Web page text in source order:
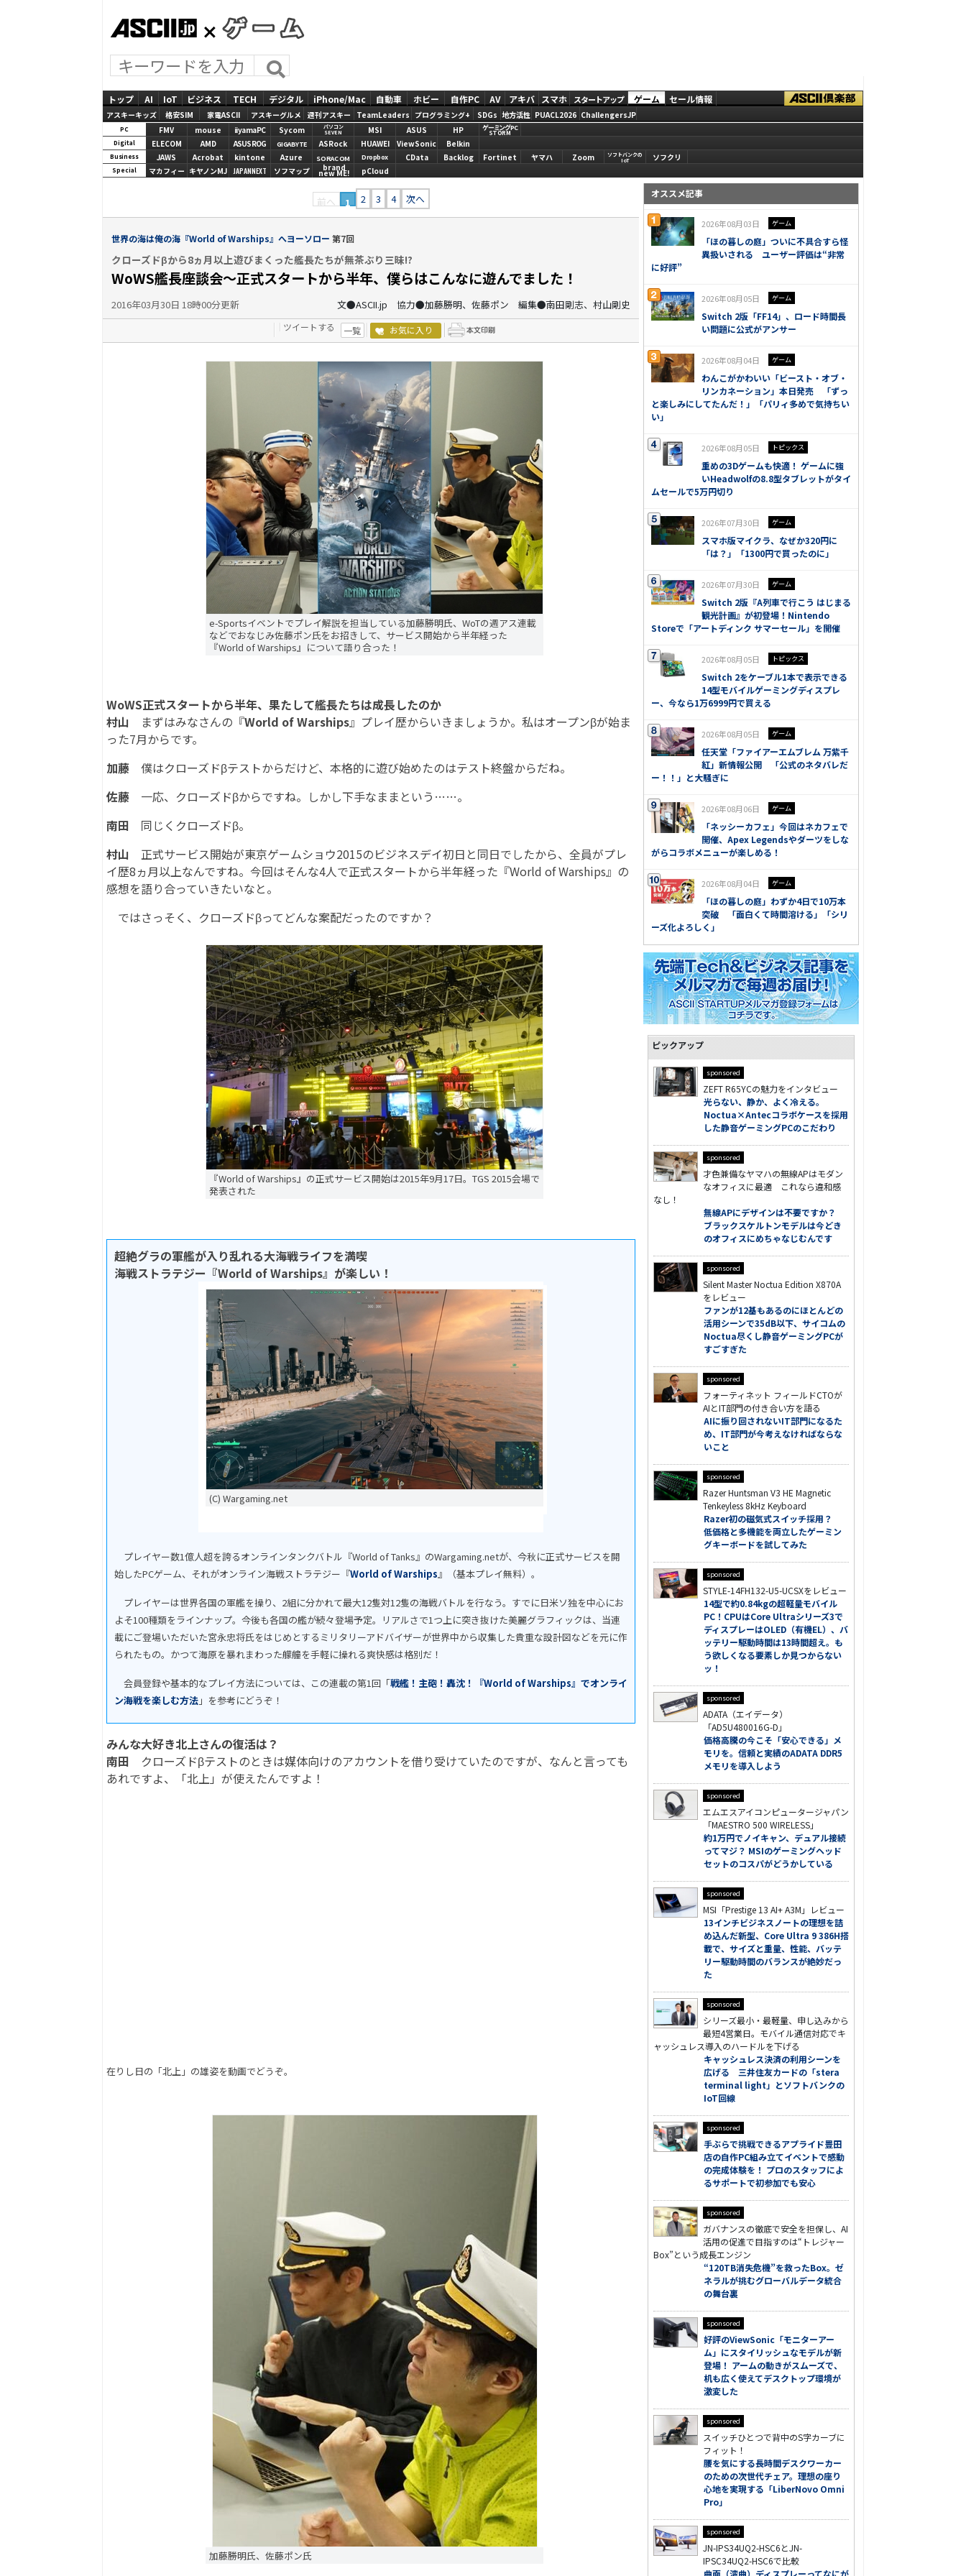
トップ AI IoT ビジネス TECH デジタル iPhone/Mac 自動車 ホビー 自作PC AV アキバ スマホ スタートアップ ゲーム セール情報
アスキーキッズ 格安SIM 家電ASCII アスキーグルメ 週刊アスキー TeamLeaders プログラミング+ SDGs 地方活性 PUACL2026 ChallengersJP
PC FMV mouse iiyamaPC Sycom
パソコン
SEVEN
MSI ASUS HP ゲーミングPC
STORM
Digital ELECOM AMD ASUS ROG GIGABYTE ASRock HUAWEI ViewSonic Belkin
Business JAWS Acrobat kintone Azure SORACOM Dropbox CData Backlog Fortinet ヤマハ Zoom
ソフトバンクの
IoT
ソフクリ
Special マカフィー キヤノンMJ JAPANNEXT ソフマップ brand
new ME! pCloud
前へ 1 2 3 4 次へ
世界の海は俺の海『World of Warships』へヨーソロー 第7回
クローズドβから8ヵ月以上遊びまくった艦長たちが無茶ぶり三昧!?
WoWS艦長座談会～正式スタートから半年、僕らはこんなに遊んでました！
2016年03月30日 18時00分更新 文●ASCII.jp 協力●加藤勝明、佐藤ポン 編集●南田剛志、村山剛史
ツイートする 一覧 お気に入り
e-Sportsイベントでプレイ解説を担当している加藤勝明氏、WoTの週アス連載
などでおなじみ佐藤ポン氏をお招きして、サービス開始から半年経った
『World of Warships』について語り合った！
WoWS正式スタートから半年、果たして艦長たちは成長したのか
村山 まずはみなさんの『World of Warships』プレイ歴からいきましょうか。私はオープンβが始ま
った7月からです。
加藤 僕はクローズドβテストからだけど、本格的に遊び始めたのはテスト終盤からだね。
佐藤 一応、クローズドβからですね。しかし下手なままという……。
南田 同じくクローズドβ。
村山 正式サービス開始が東京ゲームショウ2015のビジネスデイ初日と同日でしたから、全員がプレ
イ歴8ヵ月以上なんですね。今回はそんな4人で正式スタートから半年経った『World of Warships』の
感想を語り合っていきたいなと。
ではさっそく、クローズドβってどんな案配だったのですか？
『World of Warships』の正式サービス開始は2015年9月17日。TGS 2015会場で
発表された
超絶グラの軍艦が入り乱れる大海戦ライフを満喫
海戦ストラテジー『World of Warships』が楽しい！
(C) Wargaming.net
プレイヤー数1億人超を誇るオンラインタンクバトル『World of Tanks』のWargaming.netが、今秋に正式サービスを開
始したPCゲーム、それがオンライン海戦ストラテジー『World of Warships』（基本プレイ無料）。
プレイヤーは世界各国の軍艦を操り、2組に分かれて最大12隻対12隻の海戦バトルを行なう。すでに日米ソ独を中心にお
よそ100種類をラインナップ。今後も各国の艦が続々登場予定。リアルさで1つ上に突き抜けた美麗グラフィックは、当連
載にご登場いただいた宮永忠将氏をはじめとするミリタリーアドバイザーが世界中から収集した貴重な設計図などを元に作
られたもの。かつて海原を暴れまわった艨艟を手軽に操れる爽快感は格別だ！
会員登録や基本的なプレイ方法については、この連載の第1回「戦艦！主砲！轟沈！『World of Warships』でオンライ
ン海戦を楽しむ方法 」を参考にどうぞ！
みんな大好き北上さんの復活は？
南田 クローズドβテストのときは媒体向けのアカウントを借り受けていたのですが、なんと言っても
あれですよ、「北上」が使えたんですよ！
在りし日の「北上」の雄姿を動画でどうぞ。
加藤勝明氏、佐藤ポン氏
オススメ記事
2026年08月03日 ゲーム
「ほの暮しの庭」ついに不具合すら怪
異扱いされる ユーザー評価は“非常
に好評”
2026年08月05日 ゲーム
Switch 2版「FF14」、ロード時間長
い問題に公式がアンサー
2026年08月04日 ゲーム
わんこがかわいい「ビースト・オブ・
リンカネーション」本日発売 「ずっ
と楽しみにしてたんだ！」「パリィ多めで気持ちい
い」
2026年08月05日 トピックス
重めの3Dゲームも快適！ ゲームに強
いHeadwolfの8.8型タブレットがタイ
ムセールで5万円切り
2026年07月30日 ゲーム
スマホ版マイクラ、なぜか320円に
「は？」「1300円で買ったのに」
2026年07月30日 ゲーム
Switch 2版『A列車で行こう はじまる
観光計画』が初登場！Nintendo
Storeで「アートディンク サマーセール」を開催
2026年08月05日 トピックス
Switch 2をケーブル1本で表示できる
14型モバイルゲーミングディスプレ
ー、今なら1万6999円で買える
2026年08月05日 ゲーム
任天堂「ファイアーエムブレム 万紫千
紅」新情報公開 「公式のネタバレだ
ー！！」と大騒ぎに
2026年08月06日 ゲーム
「ネッシーカフェ」今回はネカフェで
開催、Apex Legendsやダーツをしな
がらコラボメニューが楽しめる！
2026年08月04日 ゲーム
「ほの暮しの庭」わずか4日で10万本
突破 「面白くて時間溶ける」「シリ
ーズ化よろしく」
ピックアップ
sponsored
ZEFT R65YCの魅力をインタビュー
光らない、静か、よく冷える。
Noctua×Antecコラボケースを採用
した静音ゲーミングPCのこだわり
sponsored
才色兼備なヤマハの無線APはモダン
なオフィスに最適 これなら違和感
なし！
無線APにデザインは不要ですか？
ブラックスケルトンモデルは今どき
のオフィスにめちゃなじむんです
sponsored
Silent Master Noctua Edition X870A
をレビュー
ファンが12基もあるのにほとんどの
活用シーンで35dB以下、サイコムの
Noctua尽くし静音ゲーミングPCが
すごすぎた
sponsored
フォーティネット フィールドCTOが
AIとIT部門の付き合い方を語る
AIに振り回されないIT部門になるた
め、IT部門が今考えなければならな
いこと
sponsored
Razer Huntsman V3 HE Magnetic
Tenkeyless 8kHz Keyboard
Razer初の磁気式スイッチ採用？
低価格と多機能を両立したゲーミン
グキーボードを試してみた
sponsored
STYLE-14FH132-U5-UCSXをレビュー
14型で約0.84kgの超軽量モバイル
PC！CPUはCore Ultraシリーズ3で
ディスプレーはOLED（有機EL）、バ
ッテリー駆動時間は13時間超え。も
う欲しくなる要素しか見つからない
ッ！
sponsored
ADATA（エイデータ）
「AD5U480016G-D」
価格高騰の今こそ「安心できる」メ
モリを。信頼と実績のADATA DDR5
メモリを導入しよう
sponsored
エムエスアイコンピュータージャパン
「MAESTRO 500 WIRELESS」
約1万円でノイキャン、デュアル接続
ってマジ？ MSIのゲーミングヘッド
セットのコスパがどうかしている
sponsored
MSI「Prestige 13 AI+ A3M」レビュー
13インチビジネスノートの理想を詰
め込んだ新型、Core Ultra 9 386H搭
載で、サイズと重量、性能、バッテ
リー駆動時間のバランスが絶妙だっ
た
sponsored
シリーズ最小・最軽量、申し込みから
最短4営業日。モバイル通信対応でキ
ャッシュレス導入のハードルを下げる
キャッシュレス決済の利用シーンを
広げる 三井住友カードの「stera
terminal light」とソフトバンクの
IoT回線
sponsored
手ぶらで挑戦できるアプライド豊田
店の自作PC組み立てイベントで感動
の完成体験を！ プロのスタッフによ
るサポートで初参加でも安心
sponsored
ガバナンスの徹底で安全を担保し、AI
活用の促進で目指すのは“トレジャー
Box”という成長エンジン
“120TB消失危機”を救ったBox。ゼ
ネラルが挑むグローバルデータ統合
の舞台裏
sponsored
好評のViewSonic「モニターアー
ム」にスタイリッシュなモデルが新
登場！ アームの動きがスムーズで、
机も広く使えてデスクトップ環境が
激変した
sponsored
スイッチひとつで背中のS字カーブに
フィット！
腰を気にする長時間デスクワーカー
のための次世代チェア。理想の座り
心地を実現する「LiberNovo Omni
Pro」
sponsored
JN-IPS34UQ2-HSC6とJN-
IPSC34UQ2-HSC6で比較
曲面（湾曲）ディスプレーってなにが